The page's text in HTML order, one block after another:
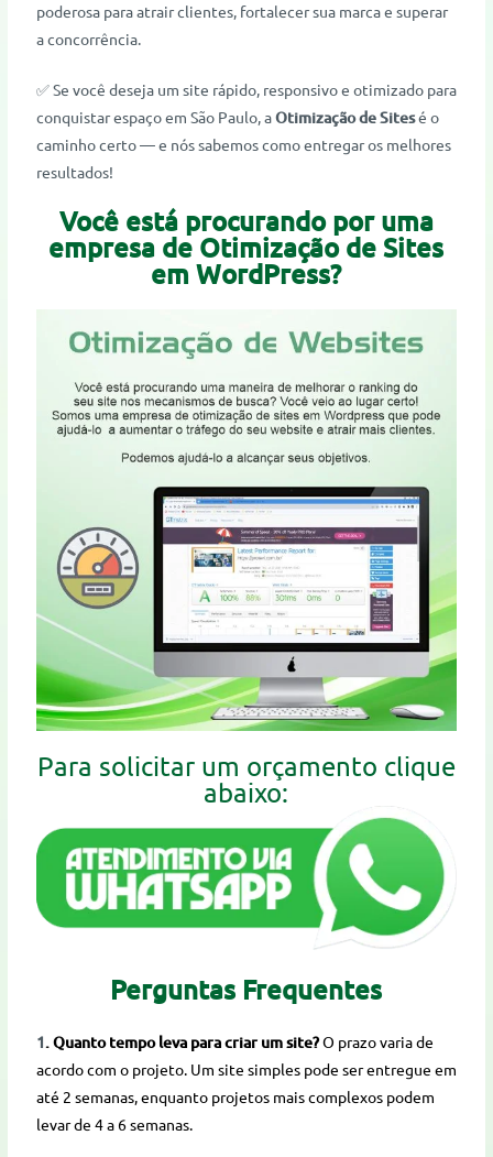
poderosa para atrair clientes, fortalecer sua marca e superar
a concorrência.
✅ Se você deseja um site rápido, responsivo e otimizado para
conquistar espaço em São Paulo, aOtimização de Sitesé o
caminho certo — e nós sabemos como entregar os melhores
resultados!
Você está procurando por uma
empresa de Otimização de Sites
em WordPress?
Para solicitar um orçamento clique
abaixo:
Perguntas Frequentes
1. Quanto tempo leva para criar um site?O prazo varia de
acordo com o projeto. Um site simples pode ser entregue em
até 2 semanas, enquanto projetos mais complexos podem
levar de 4 a 6 semanas.